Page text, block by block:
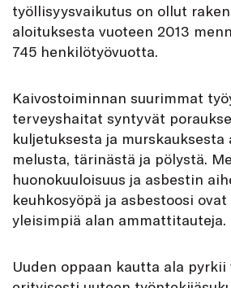
työllisyysvaikutus on ollut
aloituksesta vuoteen 2013
745 henkilötyövuotta.
Kaivostoiminnan suurimmat
terveyshaitat syntyvät
kuljetuksesta ja murskauksesta
melusta, tärinästä ja pölystä.
huonokuuloisuus ja asbestin
keuhkosyöpä ja asbestoosi
yleisimpiä alan ammattitauteja.
Uuden oppaan kautta ala